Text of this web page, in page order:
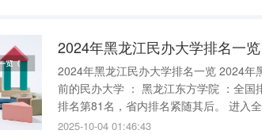
2024年黑龙江民办大学排名一
2024年黑龙江民办大学排名一览 2024年黑龙江民办大学排名情况如下 ： 全国排名及省内排名靠
前的民办大学 ： 黑龙江东方学院 ：全国排名第34名，省内排名领先。 黑龙江外国语学院 ：全国
排名第81名，省内排名紧随其后。 进入全国排名百强及省内排名靠前的民办大学 ： 哈尔滨华德学
院 ：全国排名第94名，省内排名第3名。
2025-10-04 01:46:43